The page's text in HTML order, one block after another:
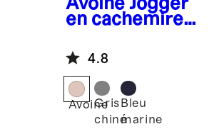
en cachemire
4.8
AvoineGris
chiné
Bleu
marine